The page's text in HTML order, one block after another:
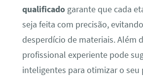
qualificadogarante que cada
seja feita com precisão,
desperdício de materiais. Além
profissional experiente pode
inteligentes para otimizar o seu